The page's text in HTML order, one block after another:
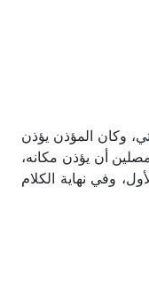
وكان المؤذن يؤذن
أن يؤذن مكانه،
وفي نهاية الكلام